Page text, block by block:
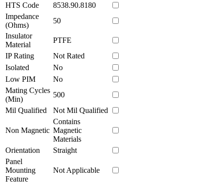
HTS Code
8538.90.8180
Impedance
(Ohms)
50
Insulator
Material
PTFE
IP Rating
Not Rated
Isolated
No
Low PIM
No
Mating Cycles
(Min)
500
Mil Qualified
Not Mil Qualified
Non Magnetic
Contains
Magnetic
Materials
Orientation
Straight
Panel
Mounting
Feature
Not Applicable